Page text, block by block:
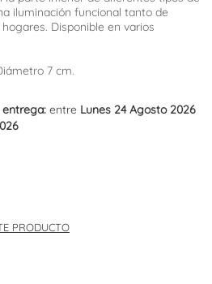
iluminación funcional tanto de
Disponible en varios
7 cm.
entrega: entre Lunes 24 Agosto 2026
PRODUCTO